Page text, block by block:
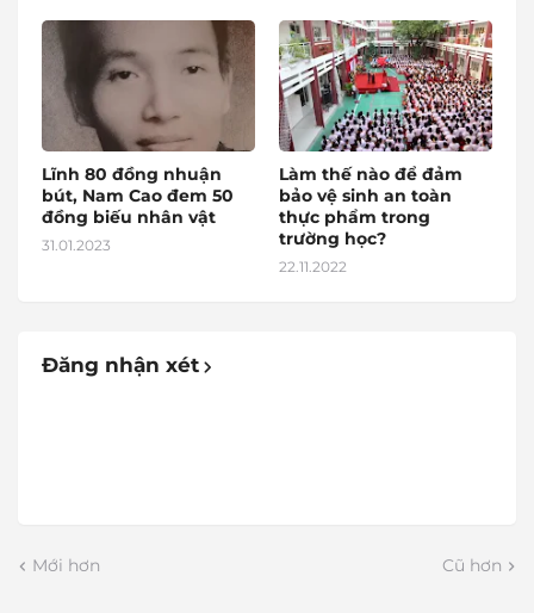
Lĩnh 80 đồng nhuận
bút, Nam Cao đem 50
đồng biếu nhân vật
31.01.2023
Làm thế nào để đảm
bảo vệ sinh an toàn
thực phẩm trong
trường học?
22.11.2022
Đăng nhận xét
Mới hơn Cũ hơn